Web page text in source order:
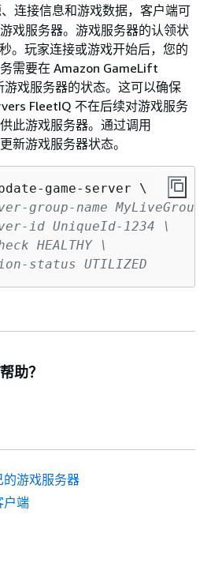
连接信息和游戏数据，客户端可
戏服务器。游戏服务器的认领状
。玩家连接或游戏开始后，您的
需要在 Amazon GameLift
戏服务器的状态。这可以确保
FleetIQ 不在后续对游戏服务
此游戏服务器。通过调用
更新游戏服务器状态。
game-server \
group-name
id UniqueId-1234 \
HEALTHY \
status UTILIZED
助？
游戏服务器
户端